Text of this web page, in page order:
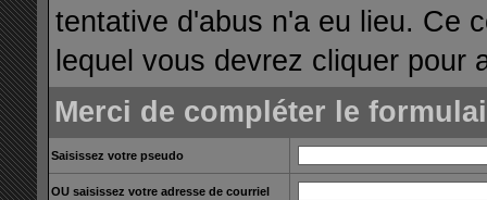
tentative d'abus n'a eu lieu. Ce
lequel vous devrez cliquer pour
Merci de compléter le
Saisissez votre pseudo
OU saisissez votre adresse de courriel